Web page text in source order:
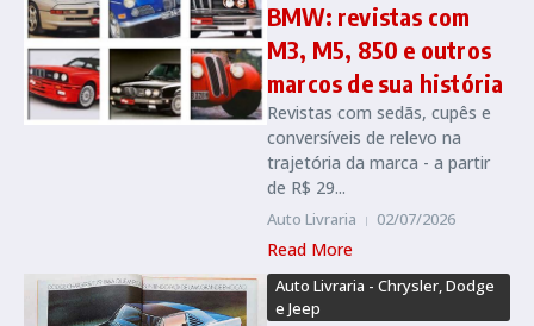
BMW: revistas com
M3, M5, 850 e outros
marcos de sua história
Revistas com sedãs, cupês e
conversíveis de relevo na
trajetória da marca - a partir
de R$ 29...
Auto Livraria 02/07/2026
Read More
Auto Livraria - Chrysler, Dodge
e Jeep